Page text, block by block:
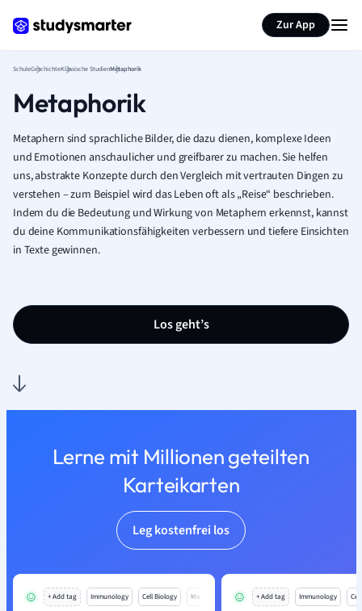
Zur App
SchuleGeschichteKlassische StudienMetaphorik
Metaphorik
Metaphern sind sprachliche Bilder, die dazu dienen, komplexe Ideen
und Emotionen anschaulicher und greifbarer zu machen. Sie helfen
uns, abstrakte Konzepte durch den Vergleich mit vertrauten Dingen zu
verstehen – zum Beispiel wird das Leben oft als „Reise“ beschrieben.
Indem du die Bedeutung und Wirkung von Metaphern erkennst, kannst
du deine Kommunikationsfähigkeiten verbessern und tiefere Einsichten
in Texte gewinnen.
Los geht’s
Lerne mit Millionen geteilten
Karteikarten
Leg kostenfrei los
+ Add tag Immunology Cell Biology Mo + Add tag Immunology
Seite zusammenfassen